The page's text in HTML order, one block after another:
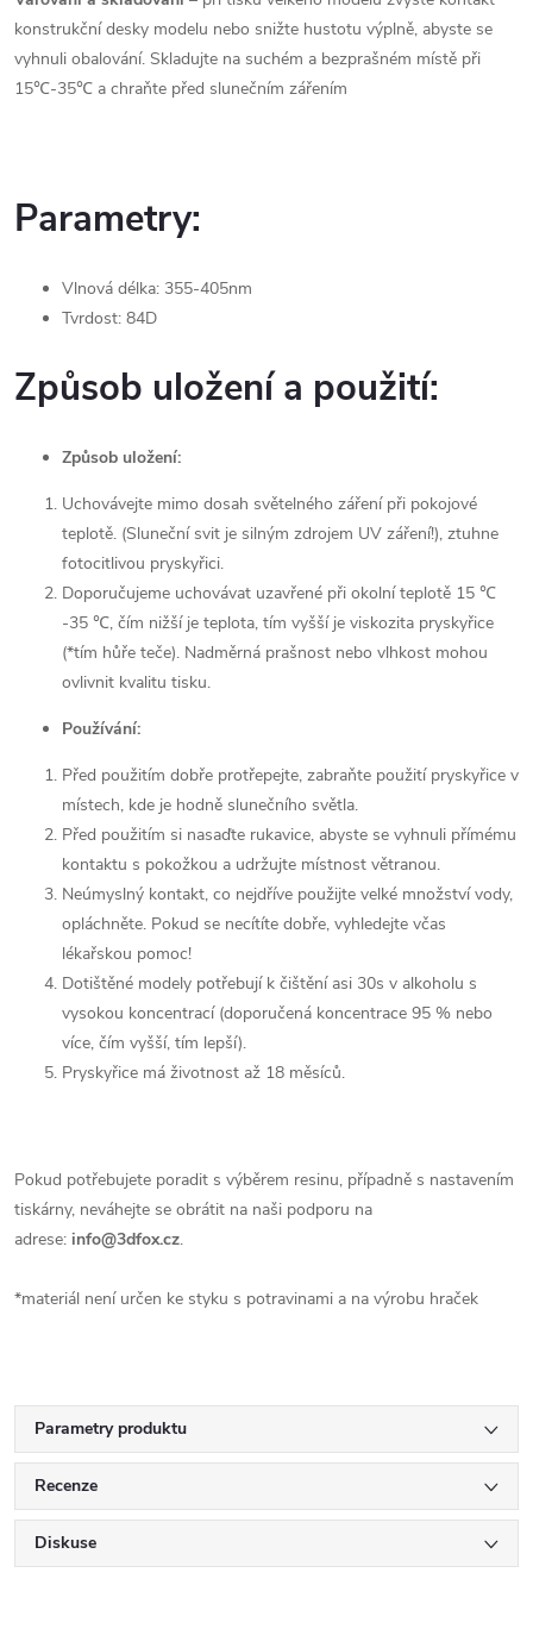
konstrukční desky modelu nebo snižte hustotu výplně, abyste se
vyhnuli obalování. Skladujte na suchém a bezprašném místě při
15℃-35℃ a chraňte před slunečním zářením
Parametry:
Vlnová délka: 355-405nm
Tvrdost: 84D
Způsob uložení a použití:
Způsob uložení:
Uchovávejte mimo dosah světelného záření při pokojové
teplotě. (Sluneční svit je silným zdrojem UV záření!), ztuhne
fotocitlivou pryskyřici.
Doporučujeme uchovávat uzavřené při okolní teplotě 15 ℃
-35 ℃, čím nižší je teplota, tím vyšší je viskozita pryskyřice
(*tím hůře teče). Nadměrná prašnost nebo vlhkost mohou
ovlivnit kvalitu tisku.
Používání:
Před použitím dobře protřepejte, zabraňte použití pryskyřice v
místech, kde je hodně slunečního světla.
Před použitím si nasaďte rukavice, abyste se vyhnuli přímému
kontaktu s pokožkou a udržujte místnost větranou.
Neúmyslný kontakt, co nejdříve použijte velké množství vody,
opláchněte. Pokud se necítíte dobře, vyhledejte včas
lékařskou pomoc!
Dotištěné modely potřebují k čištění asi 30s v alkoholu s
vysokou koncentrací (doporučená koncentrace 95 % nebo
více, čím vyšší, tím lepší).
Pryskyřice má životnost až 18 měsíců.
Pokud potřebujete poradit s výběrem resinu, případně s nastavením
tiskárny, neváhejte se obrátit na naši podporu na
adrese: info@3dfox.cz.
*materiál není určen ke styku s potravinami a na výrobu hraček
Parametry produktu
Recenze
Diskuse